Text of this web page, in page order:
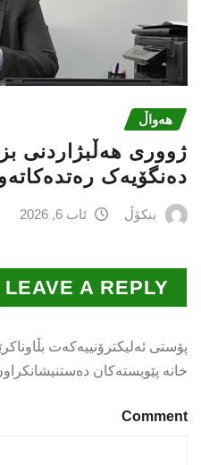
هەواڵ
ژووری هەڵبژاردنی
دەنگۆیەک
بنکۆڵ ئاب 6, 2026
LEAVE A REPLY
پۆستی ئەلیکترۆنییەکەت
خانە پێویستەکان
Comment